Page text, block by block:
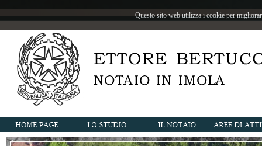
Questo sito web utilizza i cookie per